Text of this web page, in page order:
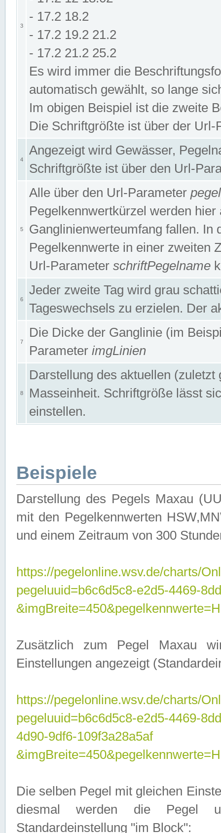
3
- 17.2 18.2
- 17.2 19.2 21.2
- 17.2 21.2 25.2
Es wird immer die
automatisch gewählt, so lange
Im obigen Beispiel ist die zweite
Die Schriftgrößte ist über der
4
Angezeigt wird Gewässer,
Schriftgrößte ist über den Url-
5
Alle über den Url-Parameter
Pegelkennwertkürzel werden
Ganglinienwerteumfang fallen. In
Pegelkennwerte in einer zweiten
Url-Parameter schriftPegelname
6
Jeder zweite Tag wird grau
Tageswechsels zu erzielen. Der
7
Die Dicke der Ganglinie (im
Parameter imgLinien
8
Darstellung des aktuellen
Masseinheit. Schriftgröße lässt
einstellen.
Beispiele
Darstellung des Pegels Maxau
mit den Pegelkennwerten
und einem Zeitraum von 300
https://pegelonline.wsv.de/charts/
pegeluuid=b6c6d5c8-e2d5-4469-
Zusätzlich zum Pegel Maxau
Einstellungen angezeigt
https://pegelonline.wsv.de/charts/
pegeluuid=b6c6d5c8-e2d5-4469-
4d90-9df6-109f3a28a5af
Die selben Pegel mit gleichen
diesmal werden die Pegel
Standardeinstellung "im Block":